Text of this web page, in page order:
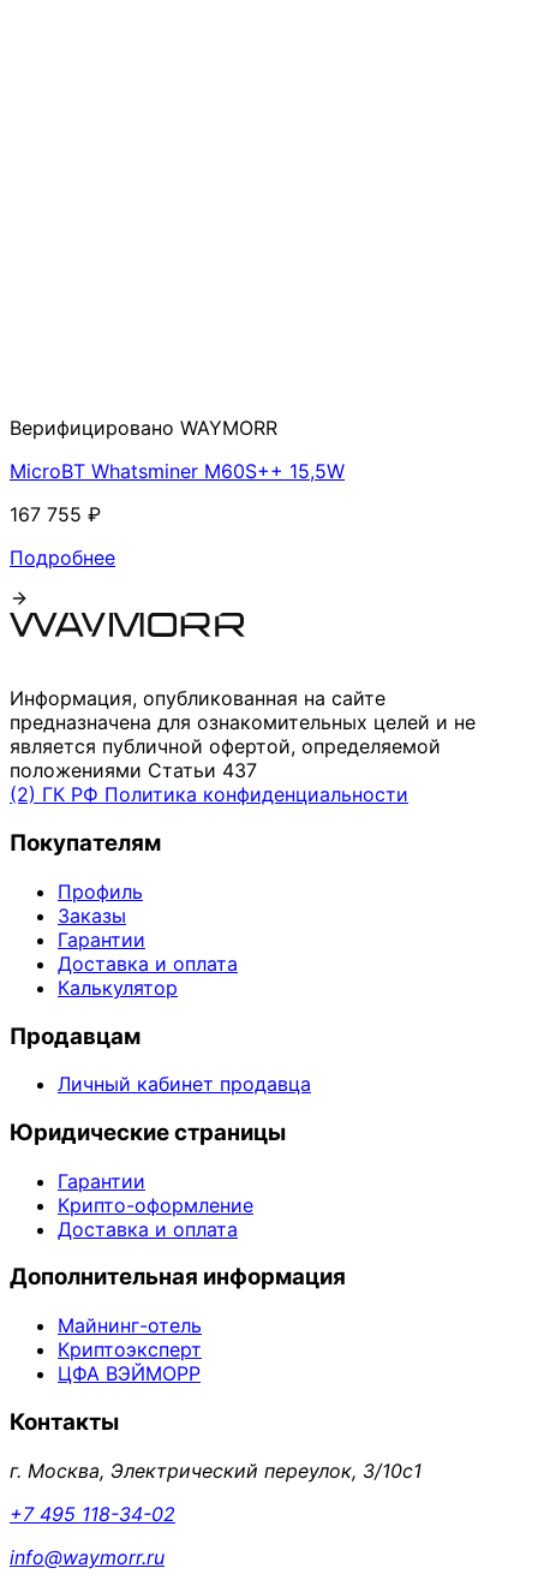
Верифицировано WAYMORR
MicroBT Whatsminer M60S++ 15,5W
167 755 ₽
Подробнее
Информация, опубликованная на сайте
предназначена для ознакомительных целей и не
является публичной офертой, определяемой
положениями Статьи 437
(2) ГК РФ Политика конфиденциальности
Покупателям
Профиль
Заказы
Гарантии
Доставка и оплата
Калькулятор
Продавцам
Личный кабинет продавца
Юридические страницы
Гарантии
Крипто-оформление
Доставка и оплата
Дополнительная информация
Майнинг-отель
Криптоэксперт
ЦФА ВЭЙМОРР
Контакты
г. Москва, Электрический переулок, 3/10с1
+7 495 118-34-02
info@waymorr.ru